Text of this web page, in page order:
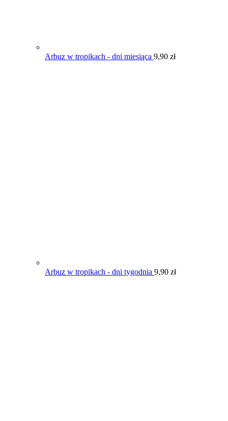
Arbuz w tropikach - dni miesiąca 9,90 zł
Arbuz w tropikach - dni tygodnia 9,90 zł